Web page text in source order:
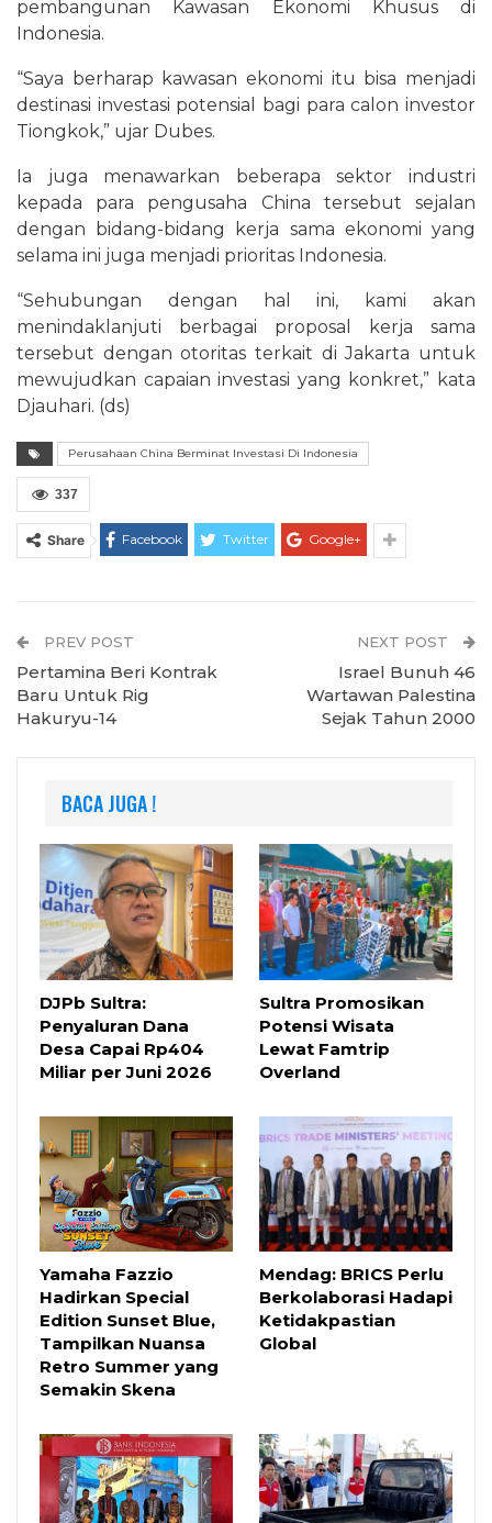
pembangunan Kawasan Ekonomi Khusus di
Indonesia.
“Saya berharap kawasan ekonomi itu bisa menjadi
destinasi investasi potensial bagi para calon investor
Tiongkok,” ujar Dubes.
Ia juga menawarkan beberapa sektor industri
kepada para pengusaha China tersebut sejalan
dengan bidang-bidang kerja sama ekonomi yang
selama ini juga menjadi prioritas Indonesia.
“Sehubungan dengan hal ini, kami akan
menindaklanjuti berbagai proposal kerja sama
tersebut dengan otoritas terkait di Jakarta untuk
mewujudkan capaian investasi yang konkret,” kata
Djauhari. (ds)
Perusahaan China Berminat Investasi Di Indonesia
337
Share Facebook Twitter Google+
PREV POST
Pertamina Beri Kontrak
Baru Untuk Rig
Hakuryu-14
NEXT POST
Israel Bunuh 46
Wartawan Palestina
Sejak Tahun 2000
BACA JUGA !
DJPb Sultra:
Penyaluran Dana
Desa Capai Rp404
Miliar per Juni 2026
Sultra Promosikan
Potensi Wisata
Lewat Famtrip
Overland
Yamaha Fazzio
Hadirkan Special
Edition Sunset Blue,
Tampilkan Nuansa
Retro Summer yang
Semakin Skena
Mendag: BRICS Perlu
Berkolaborasi Hadapi
Ketidakpastian
Global